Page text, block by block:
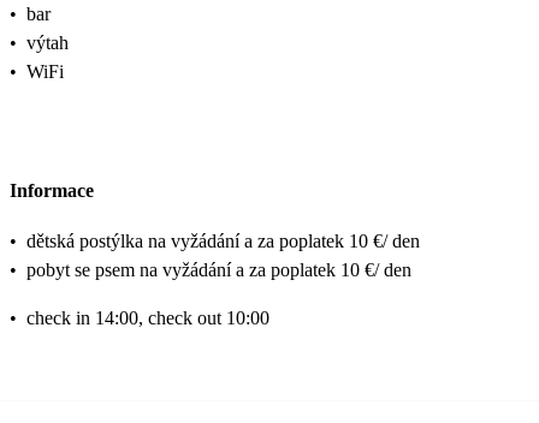
• bar
• výtah
• WiFi
Informace
• dětská postýlka na vyžádání a za poplatek 10 €/ den
• pobyt se psem na vyžádání a za poplatek 10 €/ den
• check in 14:00, check out 10:00